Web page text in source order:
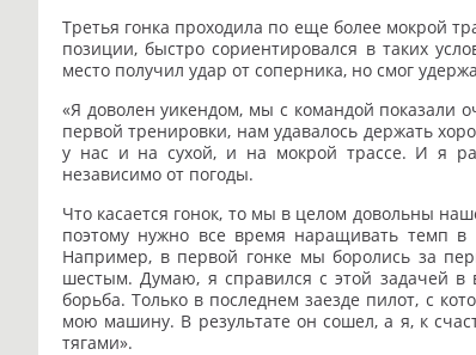
Третья гонка проходила по еще более мокрой
позиции, быстро сориентировался в таких
место получил удар от соперника, но смог
«Я доволен уикендом, мы с командой показали
первой тренировки, нам удавалось держать
у нас и на сухой, и на мокрой трассе. И я
независимо от погоды.
Что касается гонок, то мы в целом довольны
поэтому нужно все время наращивать темп в
Например, в первой гонке мы боролись за
шестым. Думаю, я справился с этой задачей в
борьба. Только в последнем заезде пилот, с
мою машину. В результате он сошел, а я, к
тягами».